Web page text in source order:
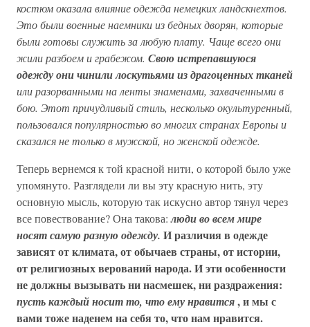
костюм оказала влияние одежда немецких ландскнехтов.
Это были военные наемники из бедных дворян, которые
были готовы служить за любую плату. Чаще всего они
жили разбоем и грабежом. Свою истрепавшуюся
одежду они чинили лоскутьями из драгоценных тканей
или разорванными на ленты знаменами, захваченными в
бою. Этот причудливый стиль, несколько окультуренный,
пользовался популярностью во многих странах Европы и
сказался не только в мужской, но женской одежде.
Теперь вернемся к той красной нити, о которой было уже
упомянуто. Разглядели ли вы эту красную нить, эту
основную мысль, которую так искусно автор тянул через
все повествование? Она такова:люди во всем мире
носят самую разную одежду. И различия в одежде
зависят от климата, от обычаев страны, от истории,
от религиозных верований народа. И эти особенности
не должны вызывать ни насмешек, ни раздражения:
пусть каждый носит то, что ему нравится, и мы с
вами тоже наденем на себя то, что нам нравится.